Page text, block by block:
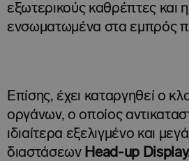
εξωτερικούς καθρέπτες και
ενσωματωμένα στα εμπρός
Επίσης, έχει καταργηθεί ο
οργάνων, ο οποίος
ιδιαίτερα εξελιγμένο και
διαστάσεων Head-up D